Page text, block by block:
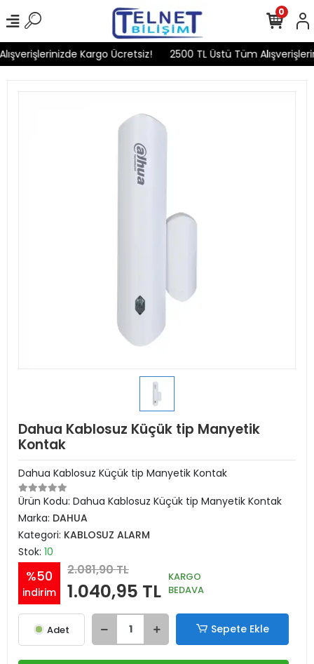
Kargo Ücretsiz! 2500 TL Üstü Tüm
0
Dahua Kablosuz Küçük tip Manyetik
Kontak
Dahua Kablosuz Küçük tip Manyetik Kontak
Ürün Kodu: Dahua Kablosuz Küçük tip Manyetik Kontak
Marka: DAHUA
Kategori: KABLOSUZ ALARM
Stok: 10
%50
indirim
2.081,90 TL
1.040,95 TL
KARGO
BEDAVA
Adet Sepete Ekle